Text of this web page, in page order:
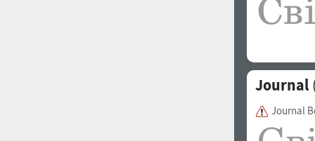
Journal
Journal